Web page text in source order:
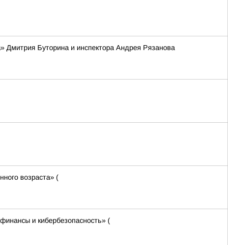
Дмитрия Буторина и инспектора Андрея Рязанова
возраста» (
и кибербезопасность» (